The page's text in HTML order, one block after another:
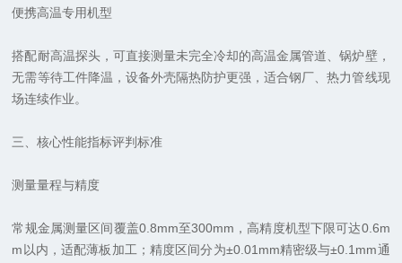
便携高温专用机型
搭配耐高温探头，可直接测量未完全冷却的高温金属管道、锅炉壁，
无需等待工件降温，设备外壳隔热防护更强，适合钢厂、热力管线现
场连续作业。
三、核心性能指标评判标准
测量量程与精度
常规金属测量区间覆盖0.8mm至300mm，高精度机型下限可达0.6m
m以内，适配薄板加工；精度区间分为±0.01mm精密级与±0.1mm通